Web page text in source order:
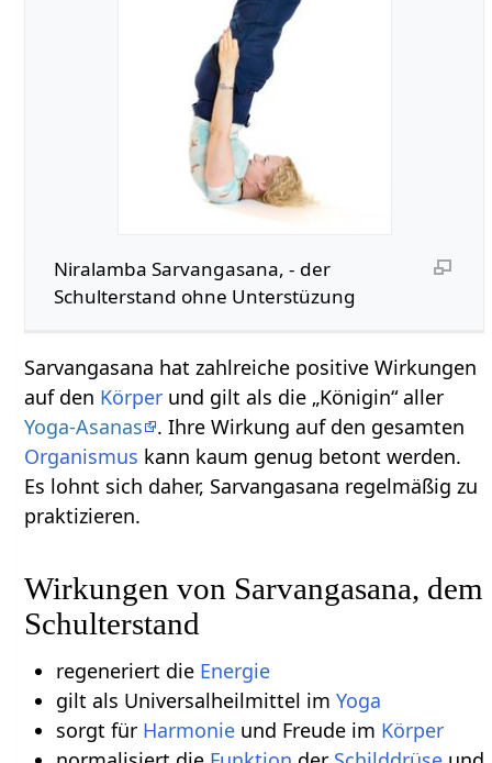
Niralamba Sarvangasana, - der
Schulterstand ohne Unterstüzung
Sarvangasana hat zahlreiche positive Wirkungen
auf den Körper und gilt als die „Königin“ aller
Yoga-Asanas
. Ihre Wirkung auf den gesamten
Organismus kann kaum genug betont werden.
Es lohnt sich daher, Sarvangasana regelmäßig zu
praktizieren.
Wirkungen von Sarvangasana, dem
Schulterstand
regeneriert die Energie
gilt als Universalheilmittel im Yoga
sorgt für Harmonieund Freude im Körper